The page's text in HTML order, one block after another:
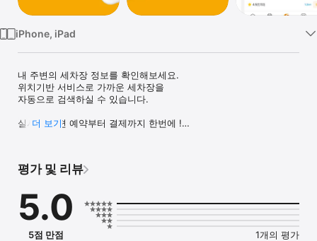
iPhone, iPad
내 주변의 세차장 정보를 확인해보세요.
위치기반 서비스로 가까운 세차장을
자동으로 검색하실 수 있습니다.
실시간 간편 예약부터 결제까지 한번에 !
더 보기
평가 및 리뷰
5.0
5점 만점 1개의 평가